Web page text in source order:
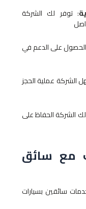
: توفر لك الشركة
على الدعم في
الشركة عملية الحجز
الشركة الحفاظ على
مع سائق
سائقين بسيارات